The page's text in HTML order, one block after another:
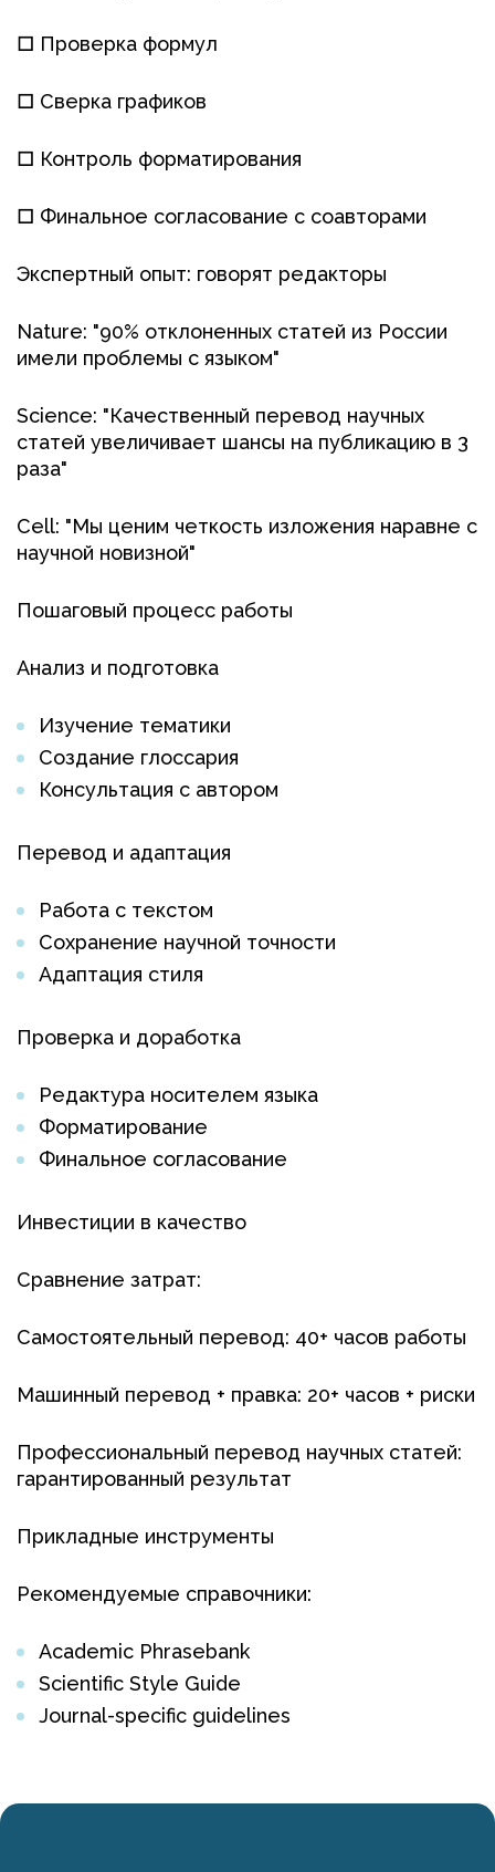
□ Проверка формул
□ Сверка графиков
□ Контроль форматирования
□ Финальное согласование с соавторами
Экспертный опыт: говорят редакторы
Nature: "90% отклоненных статей из России
имели проблемы с языком"
Science: "Качественный перевод научных
статей увеличивает шансы на публикацию в 3
раза"
Cell: "Мы ценим четкость изложения наравне с
научной новизной"
Пошаговый процесс работы
Анализ и подготовка
Изучение тематики
Создание глоссария
Консультация с автором
Перевод и адаптация
Работа с текстом
Сохранение научной точности
Адаптация стиля
Проверка и доработка
Редактура носителем языка
Форматирование
Финальное согласование
Инвестиции в качество
Сравнение затрат:
Самостоятельный перевод: 40+ часов работы
Машинный перевод + правка: 20+ часов + риски
Профессиональный перевод научных статей:
гарантированный результат
Прикладные инструменты
Рекомендуемые справочники:
Academic Phrasebank
Scientific Style Guide
Journal-specific guidelines